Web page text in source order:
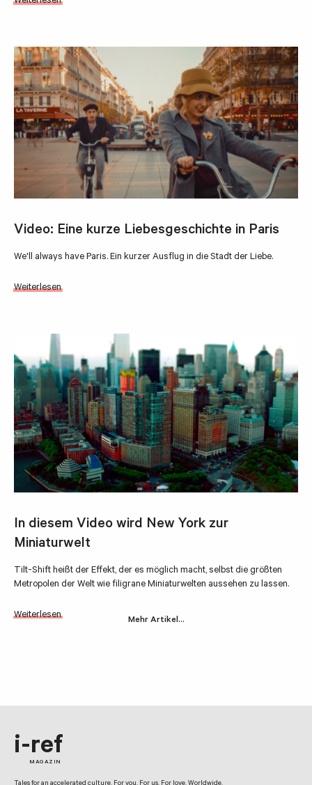
Video: Eine kurze Liebesgeschichte in Paris
We'll always have Paris. Ein kurzer Ausflug in die Stadt der Liebe.
Weiterlesen
In diesem Video wird New York zur
Miniaturwelt
Tilt-Shift heißt der Effekt, der es möglich macht, selbst die größten
Metropolen der Welt wie filigrane Miniaturwelten aussehen zu lassen.
Weiterlesen Mehr Artikel…
i-ref
MAGAZIN